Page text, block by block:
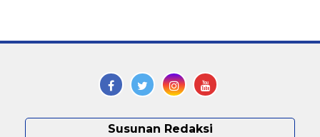
Susunan Redaksi